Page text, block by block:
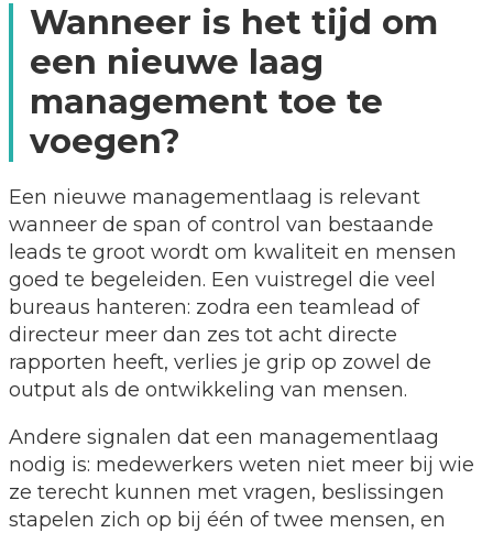
Wanneer is het tijd om
een nieuwe laag
management toe te
voegen?
Een nieuwe managementlaag is relevant
wanneer de span of control van bestaande
leads te groot wordt om kwaliteit en mensen
goed te begeleiden. Een vuistregel die veel
bureaus hanteren: zodra een teamlead of
directeur meer dan zes tot acht directe
rapporten heeft, verlies je grip op zowel de
output als de ontwikkeling van mensen.
Andere signalen dat een managementlaag
nodig is: medewerkers weten niet meer bij wie
ze terecht kunnen met vragen, beslissingen
stapelen zich op bij één of twee mensen, en